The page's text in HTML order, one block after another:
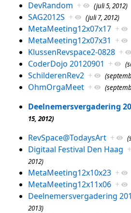
DevRandom + (juli 5, 2012)
SAG2012S + (juli 7, 2012)
MetaMeeting12x07x17 +
MetaMeeting12x07x31 +
KlussenRevspace2-0828 +
CoderDojo 20120901 +
SchilderenRev2 +
OhmOrgaMeet +
Deelnemersvergadering
15, 2012)
RevSpace@TodaysArt +
Digitaal Festival Den Haag +
2012)
MetaMeeting12x10x23 +
MetaMeeting12x11x06 +
Deelnemersvergadering
2013)